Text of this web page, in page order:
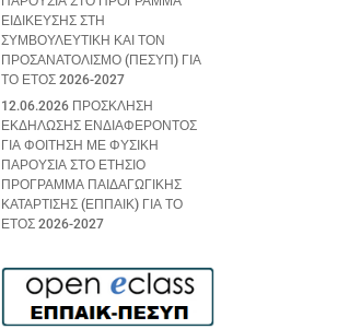
ΕΙΔΙΚΕΥΣΗΣ ΣΤΗ
ΣΥΜΒΟΥΛΕΥΤΙΚΗ ΚΑΙ ΤΟΝ
ΠΡΟΣΑΝΑΤΟΛΙΣΜΟ (ΠΕΣΥΠ) ΓΙΑ
ΤΟ ΕΤΟΣ 2026-2027
12.06.2026 ΠΡΟΣΚΛΗΣΗ
ΕΚΔΗΛΩΣΗΣ ΕΝΔΙΑΦΕΡΟΝΤΟΣ
ΓΙΑ ΦΟΙΤΗΣΗ ΜΕ ΦΥΣΙΚΗ
ΠΑΡΟΥΣΙΑ ΣΤΟ ΕΤΗΣΙΟ
ΠΡΟΓΡΑΜΜΑ ΠΑΙΔΑΓΩΓΙΚΗΣ
ΚΑΤΑΡΤΙΣΗΣ (ΕΠΠΑΙΚ) ΓΙΑ ΤΟ
ΕΤΟΣ 2026-2027